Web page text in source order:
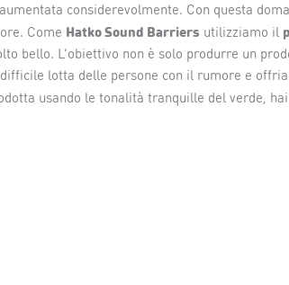
considerevolmente. Con questa
Come Hatko Sound Barriers utilizziamo il
bello. L’obiettivo non è solo produrre un
lotta delle persone con il rumore e
usando le tonalità tranquille del verde,